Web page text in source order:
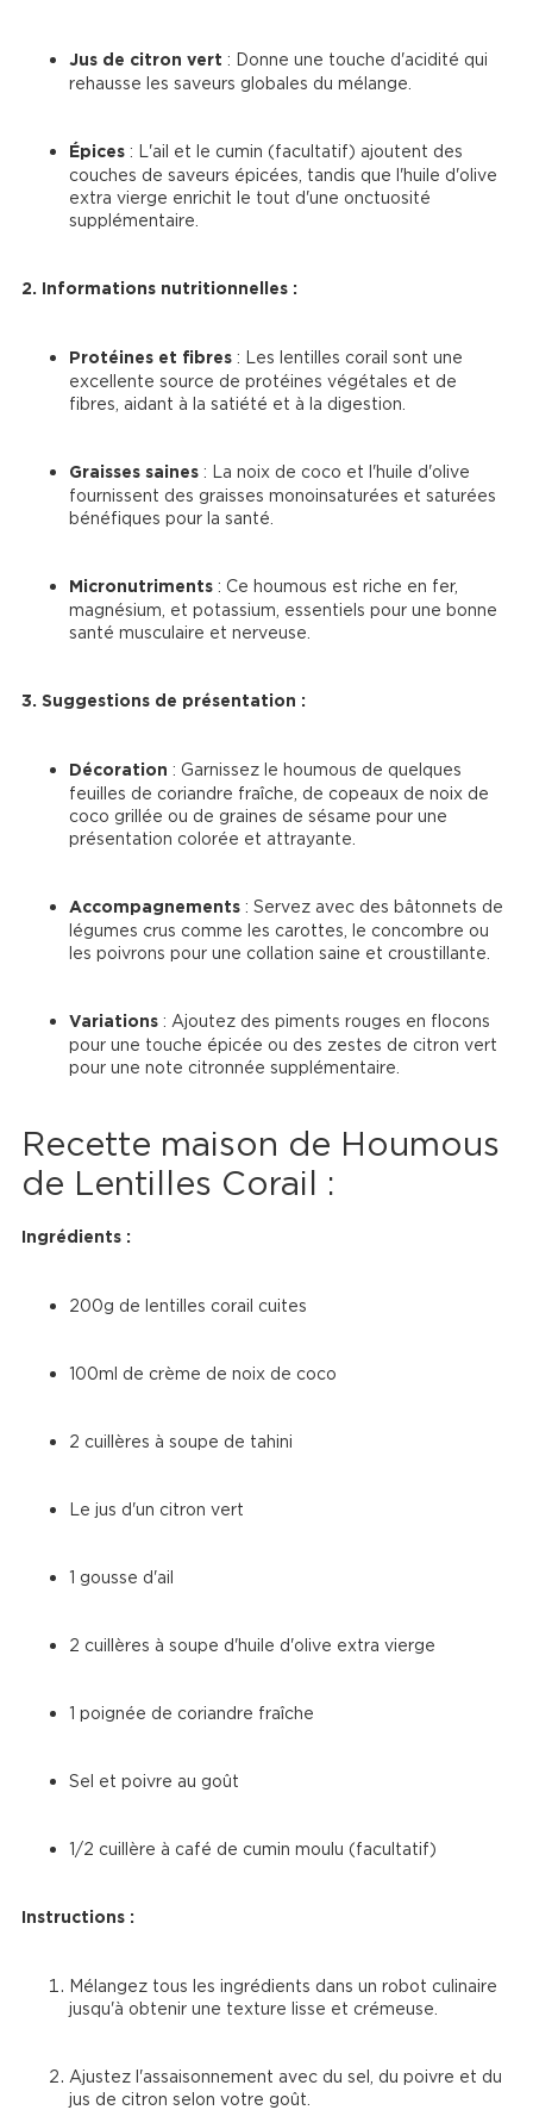
Jus de citron vert : Donne une touche d'acidité qui
rehausse les saveurs globales du mélange.
Épices : L'ail et le cumin (facultatif) ajoutent des
couches de saveurs épicées, tandis que l'huile d'olive
extra vierge enrichit le tout d'une onctuosité
supplémentaire.
2. Informations nutritionnelles :
Protéines et fibres : Les lentilles corail sont une
excellente source de protéines végétales et de
fibres, aidant à la satiété et à la digestion.
Graisses saines : La noix de coco et l'huile d'olive
fournissent des graisses monoinsaturées et saturées
bénéfiques pour la santé.
Micronutriments : Ce houmous est riche en fer,
magnésium, et potassium, essentiels pour une bonne
santé musculaire et nerveuse.
3. Suggestions de présentation :
Décoration : Garnissez le houmous de quelques
feuilles de coriandre fraîche, de copeaux de noix de
coco grillée ou de graines de sésame pour une
présentation colorée et attrayante.
Accompagnements : Servez avec des bâtonnets de
légumes crus comme les carottes, le concombre ou
les poivrons pour une collation saine et croustillante.
Variations : Ajoutez des piments rouges en flocons
pour une touche épicée ou des zestes de citron vert
pour une note citronnée supplémentaire.
Recette maison de Houmous
de Lentilles Corail :
Ingrédients :
200g de lentilles corail cuites
100ml de crème de noix de coco
2 cuillères à soupe de tahini
Le jus d'un citron vert
1 gousse d'ail
2 cuillères à soupe d'huile d'olive extra vierge
1 poignée de coriandre fraîche
Sel et poivre au goût
1/2 cuillère à café de cumin moulu (facultatif)
Instructions :
Mélangez tous les ingrédients dans un robot culinaire
jusqu'à obtenir une texture lisse et crémeuse.
Ajustez l'assaisonnement avec du sel, du poivre et du
jus de citron selon votre goût.